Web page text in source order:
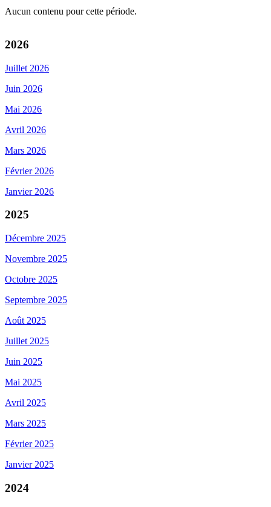
Aucun contenu pour cette période.
2026
Juillet 2026
Juin 2026
Mai 2026
Avril 2026
Mars 2026
Février 2026
Janvier 2026
2025
Décembre 2025
Novembre 2025
Octobre 2025
Septembre 2025
Août 2025
Juillet 2025
Juin 2025
Mai 2025
Avril 2025
Mars 2025
Février 2025
Janvier 2025
2024